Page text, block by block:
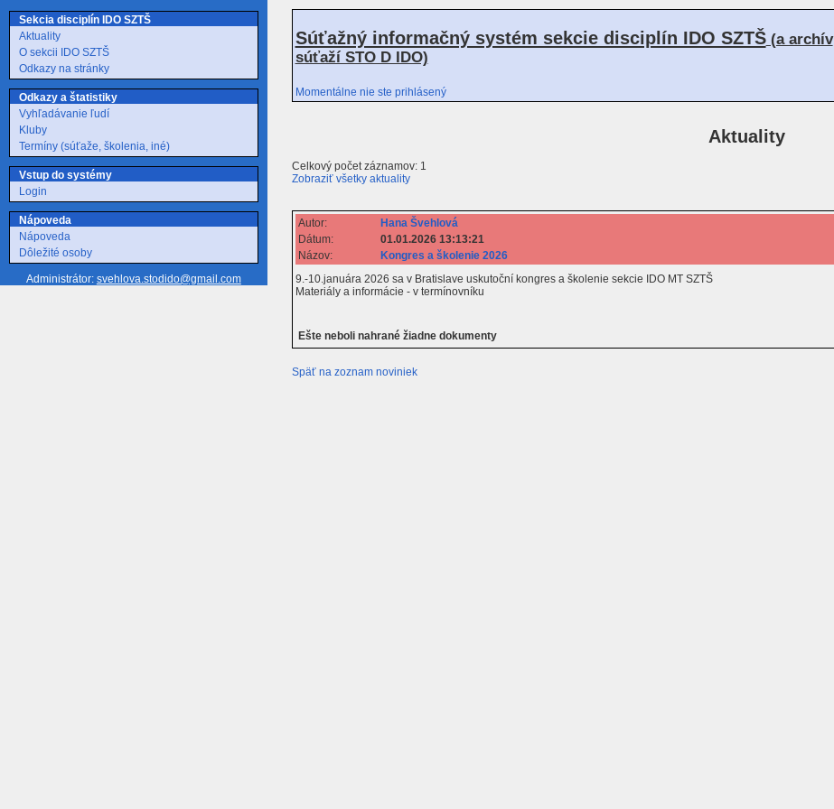
Sekcia disciplín IDO SZTŠ
Aktuality
O sekcii IDO SZTŠ
Odkazy na stránky
Odkazy a štatistiky
Vyhľadávanie ľudí
Kluby
Termíny (súťaže, školenia, iné)
Vstup do systémy
Login
Nápoveda
Nápoveda
Dôležité osoby
Administrátor: svehlova.stodido@gmail.com
Súťažný informačný systém sekcie disciplín IDO SZTŠ(a archív
súťaží STO D IDO)
Momentálne nie ste prihlásený
Aktuality
Celkový počet záznamov: 1
Zobraziť všetky aktuality
Autor:
Hana Švehlová
Dátum:
01.01.2026 13:13:21
Názov:
Kongres a školenie 2026
9.-10.januára 2026 sa v Bratislave uskutoční kongres a školenie sekcie IDO MT SZTŠ
Materiály a informácie - v termínovníku
Ešte neboli nahrané žiadne dokumenty
Späť na zoznam noviniek